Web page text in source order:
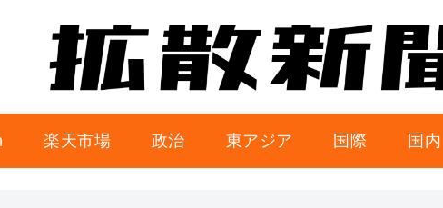
楽天市場 政治 東アジア 国際 国内